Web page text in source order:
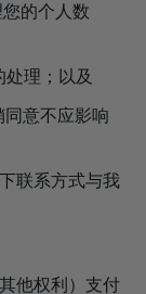
的个人数
理；以及
意不应影响
联系方式与我
他权利）支付